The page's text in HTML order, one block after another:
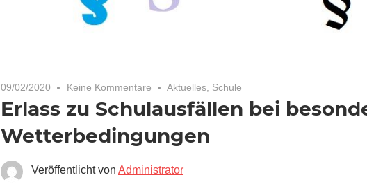
09/02/2020 Keine Kommentare Aktuelles Schule
Erlass zu Schulausfällen bei
Wetterbedingungen
Veröffentlicht von Administrator